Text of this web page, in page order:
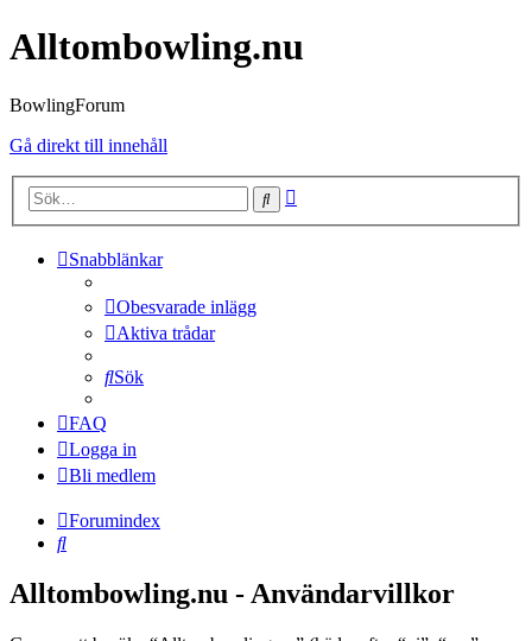
Alltombowling.nu
BowlingForum
Gå direkt till innehåll
Sök
Snabblänkar
Obesvarade inlägg
Aktiva trådar
Sök
FAQ
Logga in
Bli medlem
Forumindex
Sök
Alltombowling.nu - Användarvillkor